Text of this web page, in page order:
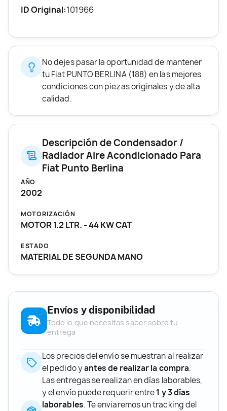
ID Original:101966
No dejes pasar la oportunidad de mantener
tu Fiat PUNTO BERLINA (188) en las mejores
condiciones con piezas originales y de alta
calidad.
Descripción de Condensador /
Radiador Aire Acondicionado Para
Fiat Punto Berlina
AÑO
2002
MOTORIZACIÓN
MOTOR 1.2 LTR. - 44 KW CAT
ESTADO
MATERIAL DE SEGUNDA MANO
Envíos y disponibilidad
Todo lo que necesitas saber sobre tu
entrega
Los precios del envío se muestran al realizar
el pedido yantes de realizar la compra.
Las entregas se realizan en días laborables,
y el envío puede requerir entre1 y 3 días
laborables. Te enviaremos un tracking del